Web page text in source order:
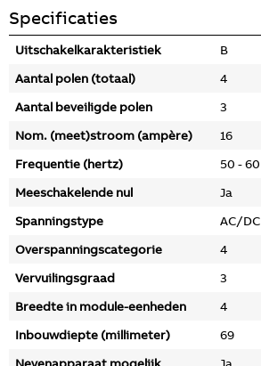
Specificaties
Uitschakelkarakteristiek
B
Aantal polen (totaal)
4
Aantal beveiligde polen
3
Nom. (meet)stroom (ampère)
16
Frequentie (hertz)
50 - 60
Meeschakelende nul
Ja
Spanningstype
AC/DC
Overspanningscategorie
4
Vervuilingsgraad
3
Breedte in module-eenheden
4
Inbouwdiepte (millimeter)
69